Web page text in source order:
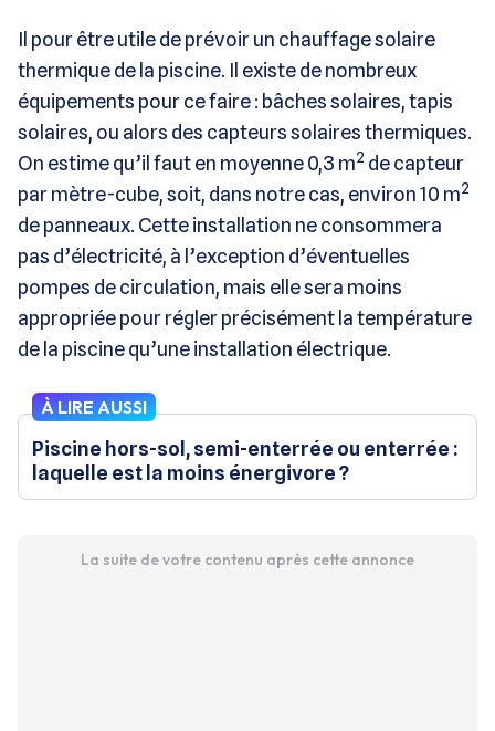
Il pour être utile de prévoir un chauffage solaire
thermique de la piscine. Il existe de nombreux
équipements pour ce faire : bâches solaires, tapis
solaires, ou alors des capteurs solaires thermiques.
On estime qu’il faut en moyenne 0,3 m2 de capteur
par mètre-cube, soit, dans notre cas, environ 10 m2
de panneaux. Cette installation ne consommera
pas d’électricité, à l’exception d’éventuelles
pompes de circulation, mais elle sera moins
appropriée pour régler précisément la température
de la piscine qu’une installation électrique.
À LIRE AUSSI
Piscine hors-sol, semi-enterrée ou enterrée :
laquelle est la moins énergivore ?
La suite de votre contenu après cette annonce